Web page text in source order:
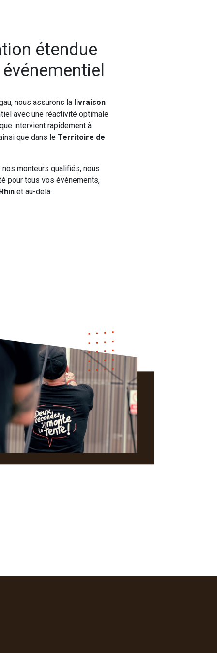
étendue
nous assurons la livraison
avec une réactivité optimale
intervient rapidement à
que dans le Territoire de
monteurs qualifiés, nous
pour tous vos événements,
et au-delà.